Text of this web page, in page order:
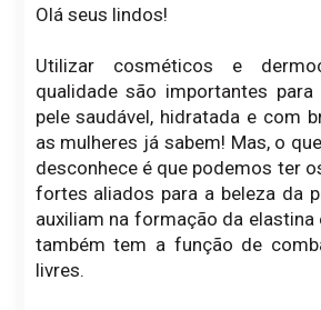
Olá seus lindos!
Utilizar cosméticos e
qualidade são importantes
pele saudável, hidratada e com
as mulheres já sabem! Mas, o
desconhece é que podemos ter
fortes aliados para a beleza da
auxiliam na formação da elastina
também tem a função de
livres.